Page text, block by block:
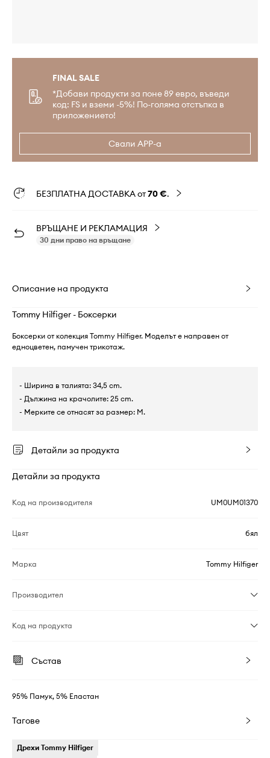
FINAL SALE
*Добави продукти за поне 89 евро, въведи
код: FS и вземи -5%! По-голяма отстъпка в
приложението!
Свали APP-а
БЕЗПЛАТНА ДОСТАВКА от70 €.
ВРЪЩАНЕ И РЕКЛАМАЦИЯ
30 дни право на връщане
Описание на продукта
Tommy Hilfiger - Боксерки
Боксерки от колекция Tommy Hilfiger. Моделът е направен от
eдноцветен, памучен трикотаж.
- Ширина в талията: 34,5 cm.
- Дължина на крачолите: 25 cm.
- Мерките се отнасят за размер: M.
Детайли за продукта
Детайли за продукта
Код на производителя UM0UM01370
Цвят бял
Марка Tommy Hilfiger
Производител
Код на продукта
Състав
95% Памук, 5% Еластан
Тагове
Дрехи Tommy Hilfiger